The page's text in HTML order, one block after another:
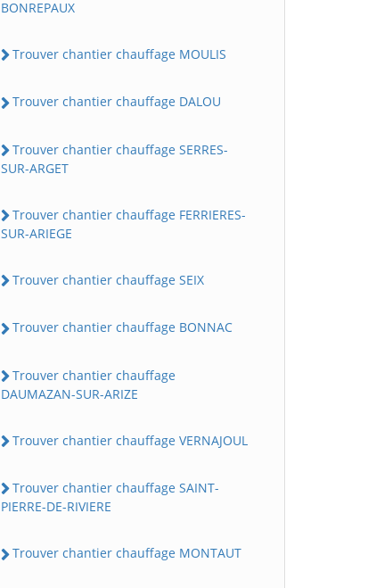
BONREPAUX
Trouver chantier chauffage MOULIS
Trouver chantier chauffage DALOU
Trouver chantier chauffage SERRES-
SUR-ARGET
Trouver chantier chauffage FERRIERES-
SUR-ARIEGE
Trouver chantier chauffage SEIX
Trouver chantier chauffage BONNAC
Trouver chantier chauffage
DAUMAZAN-SUR-ARIZE
Trouver chantier chauffage VERNAJOUL
Trouver chantier chauffage SAINT-
PIERRE-DE-RIVIERE
Trouver chantier chauffage MONTAUT